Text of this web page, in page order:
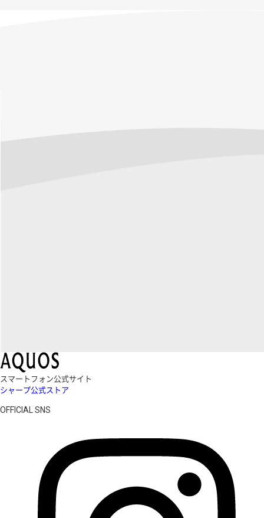
スマートフォン公式サイト
シャープ公式ストア
OFFICIAL SNS